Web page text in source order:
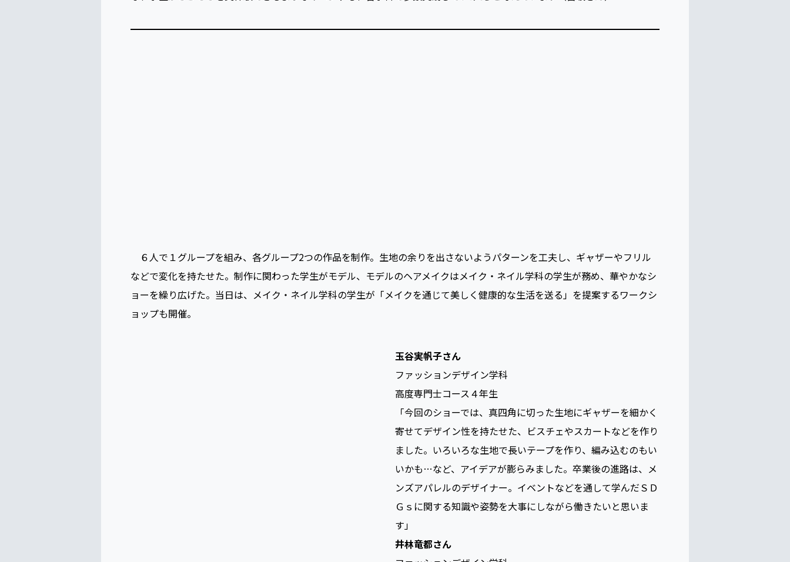
ｓへの理解を深める方針だ。
６人で１グループを組み、各グループ2つの作品を制作。生地の余りを出さないようパターンを工夫し、ギャザーやフリル
などで変化を持たせた。制作に関わった学生がモデル、モデルのヘアメイクはメイク・ネイル学科の学生が務め、華やかなシ
ョーを繰り広げた。当日は、メイク・ネイル学科の学生が「メイクを通じて美しく健康的な生活を送る」を提案するワークシ